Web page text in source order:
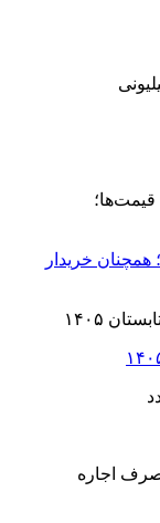
خریدار